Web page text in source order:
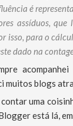
é
assíduos, que
isso, para o
dado na
muitos blogs
uma
está lá,